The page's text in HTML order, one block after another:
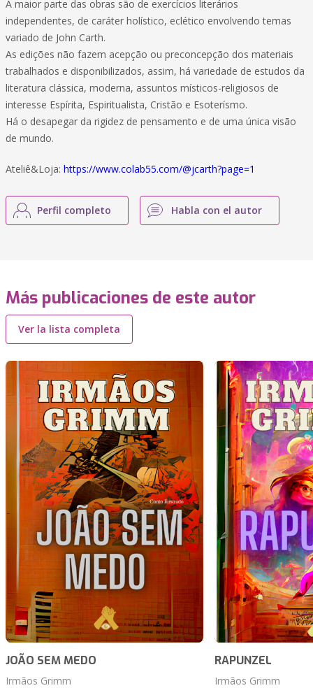
A maior parte das obras são de exercícios literários
independentes, de caráter holístico, eclético envolvendo temas
variado de John Carth.
As edições não fazem acepção ou preconcepção dos materiais
trabalhados e disponibilizados, assim, há variedade de estudos da
literatura clássica, moderna, assuntos místicos-religiosos de
interesse Espírita, Espiritualista, Cristão e Esoterísmo.
Há o desapegar da rigidez de pensamento e de uma única visão
de mundo.
Ateliê&Loja: https://www.colab55.com/@jcarth?page=1
Perfil completo Habla con el autor
Más publicaciones de este autor
Ver la lista completa
JOÃO SEM MEDO
Irmãos Grimm
RAPUNZEL
Irmãos Grimm